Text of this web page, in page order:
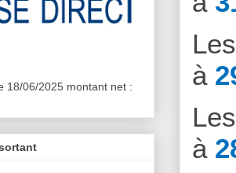
à
à
18/06/2025 montant net :